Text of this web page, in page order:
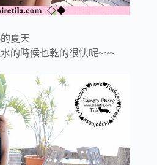
夏天
的時候也乾的很快呢~~~